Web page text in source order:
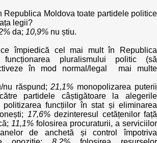
Republica Moldova toate partidele politice
legii?
da; 10,9% nu știu.
împiedică cel mai mult în Republica
pluralismului politic (să
în mod normal/legal mai multe
nu răspund;21,1% monopolizarea puterii
partidele câștigătoare la alegerile
politizarea funcțiilor în stat și eliminarea
17,6%dezinteresul cetățenilor față
11,1% folosirea procuraturii, a serviciilor
de anchetă și control împotriva